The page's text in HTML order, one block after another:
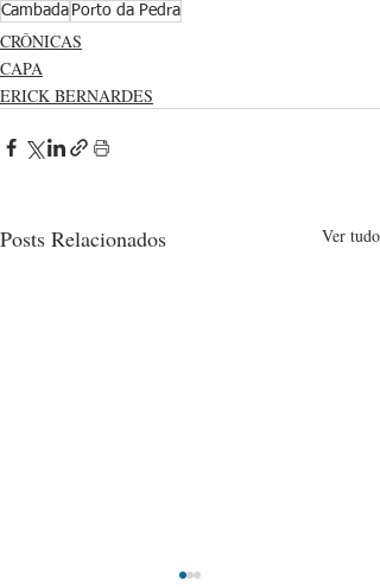
Cambada Porto da Pedra
CRÔNICAS
CAPA
ERICK BERNARDES
Posts Relacionados Ver tudo